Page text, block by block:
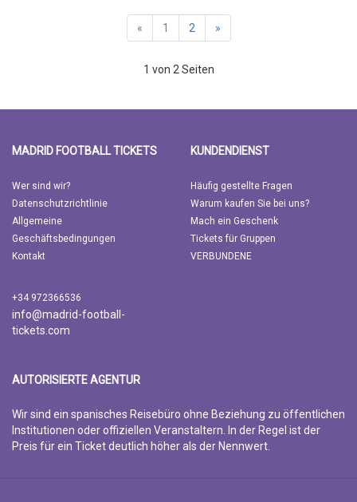
« 1 2 »
1 von 2 Seiten
MADRID FOOTBALL TICKETS
Wer sind wir?
Datenschutzrichtlinie
Allgemeine
Geschäftsbedingungen
Kontakt
+34 972366536
info@madrid-football-
tickets.com
KUNDENDIENST
Häufig gestellte Fragen
Warum kaufen Sie bei uns?
Mach ein Geschenk
Tickets für Gruppen
VERBUNDENE
AUTORISIERTE AGENTUR
Wir sind ein spanisches Reisebüro ohne Beziehung zu öffentlichen
Institutionen oder offiziellen Veranstaltern. In der Regel ist der
Preis für ein Ticket deutlich höher als der Nennwert.